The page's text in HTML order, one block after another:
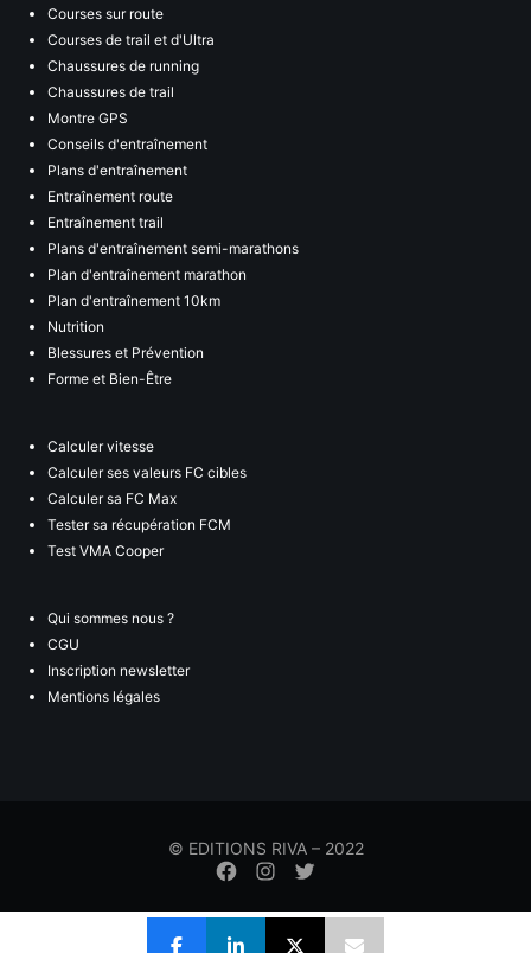
Courses sur route
Courses de trail et d'Ultra
Chaussures de running
Chaussures de trail
Montre GPS
Conseils d'entraînement
Plans d'entraînement
Entraînement route
Entraînement trail
Plans d'entraînement semi-marathons
Plan d'entraînement marathon
Plan d'entraînement 10km
Nutrition
Blessures et Prévention
Forme et Bien-Être
Calculer vitesse
Calculer ses valeurs FC cibles
Calculer sa FC Max
Tester sa récupération FCM
Test VMA Cooper
Qui sommes nous ?
CGU
Inscription newsletter
Mentions légales
© EDITIONS RIVA – 2022
Élément
menude
de